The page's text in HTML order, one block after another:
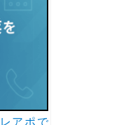
アポで